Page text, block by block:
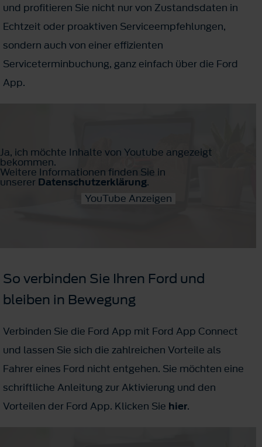
und profitieren Sie nicht nur von Zustandsdaten in
Echtzeit oder proaktiven Serviceempfehlungen,
sondern auch von einer effizienten
Serviceterminbuchung, ganz einfach über die Ford
App.
Ja, ich möchte Inhalte von Youtube angezeigt
bekommen.
Weitere Informationen finden Sie in
unserer Datenschutzerklärung.
YouTube Anzeigen
So verbinden Sie Ihren Ford und
bleiben in Bewegung
Verbinden Sie die Ford App mit Ford App Connect
und lassen Sie sich die zahlreichen Vorteile als
Fahrer eines Ford nicht entgehen. Sie möchten eine
schriftliche Anleitung zur Aktivierung und den
Vorteilen der Ford App. Klicken Sie hier.